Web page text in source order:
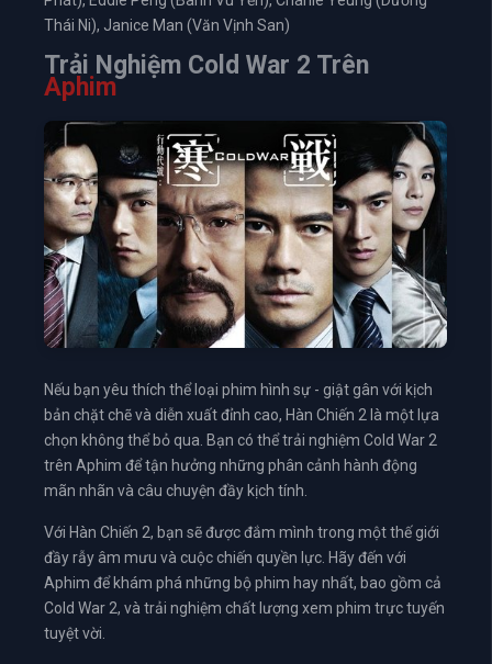
Thái Ni), Janice Man (Văn Vịnh San)
Trải Nghiệm Cold War 2 Trên
Aphim
Nếu bạn yêu thích thể loại phim hình sự - giật gân với kịch
bản chặt chẽ và diễn xuất đỉnh cao, Hàn Chiến 2 là một lựa
chọn không thể bỏ qua. Bạn có thể trải nghiệm Cold War 2
trên Aphim để tận hưởng những phân cảnh hành động
mãn nhãn và câu chuyện đầy kịch tính.
Với Hàn Chiến 2, bạn sẽ được đắm mình trong một thế giới
đầy rẫy âm mưu và cuộc chiến quyền lực. Hãy đến với
Aphim để khám phá những bộ phim hay nhất, bao gồm cả
Cold War 2, và trải nghiệm chất lượng xem phim trực tuyến
tuyệt vời.